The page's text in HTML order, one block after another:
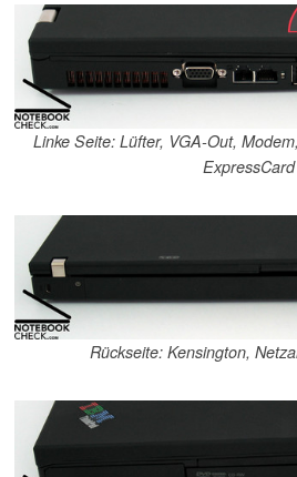
Linke Seite: Lüfter, VGA-Out,
ExpressCard
Rückseite: Kensington,